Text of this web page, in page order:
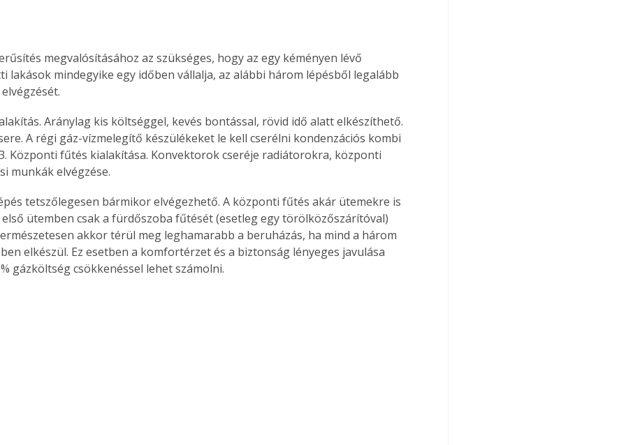
megvalósításához az szükséges, hogy az egy kéményen lévő
lakások mindegyike egy időben vállalja, az alábbi három lépésből legalább
Aránylag kis költséggel, kevés bontással, rövid idő alatt elkészíthető.
A régi gáz-vízmelegítő készülékeket le kell cserélni kondenzációs kombi
Központi fűtés kialakítása. Konvektorok cseréje radiátorokra, központi
munkák elvégzése.
tetszőlegesen bármikor elvégezhető. A központi fűtés akár ütemekre is
ütemben csak a fürdőszoba fűtését (esetleg egy törölközőszárítóval)
akkor térül meg leghamarabb a beruházás, ha mind a három
elkészül. Ez esetben a komfortérzet és a biztonság lényeges javulása
gázköltség csökkenéssel lehet számolni.